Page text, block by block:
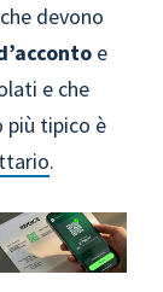
devono
e
e che
più tipico è
.